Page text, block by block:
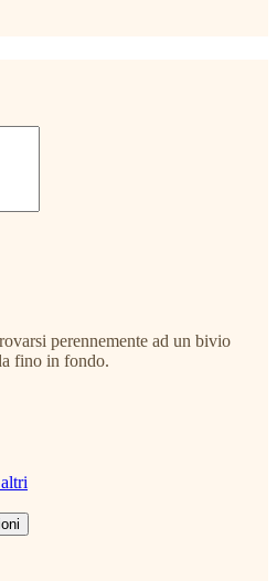
perennemente ad un bivio
fino in fondo.